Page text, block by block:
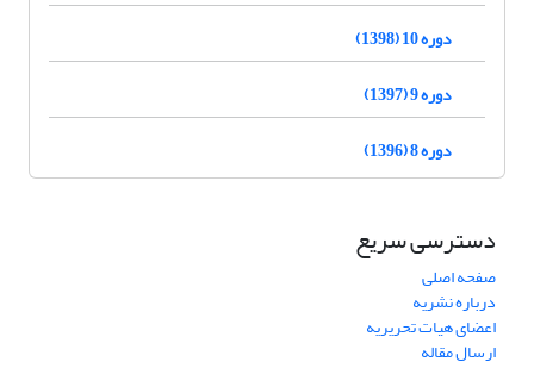
دوره 10 (1398)
دوره 9 (1397)
دوره 8 (1396)
دسترسی سریع
صفحه اصلی
درباره نشریه
اعضای هیات تحریریه
ارسال مقاله